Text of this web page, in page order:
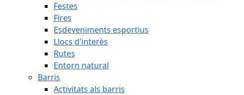
Festes
Fires
Esdeveniments esportius
Llocs d'interès
Rutes
Entorn natural
Barris
Activitats als barris